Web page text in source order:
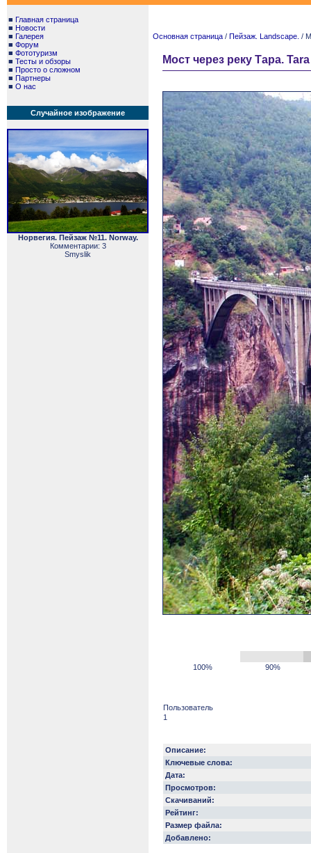
■ Главная страница
■ Новости
■ Галерея
■ Форум
■ Фототуризм
■ Тесты и обзоры
■ Просто о сложном
■ Партнеры
■ О нас
Случайное изображение
Норвегия. Пейзаж №11. Norway.
Комментарии: 3
Smyslik
Основная страница / Пейзаж. Landscape. /
Мост через реку Тара.
100% 90%
Пользователь
1
Описание:
Ключевые слова:
Дата:
Просмотров:
Скачиваний:
Рейтинг:
Размер файла:
Добавлено: